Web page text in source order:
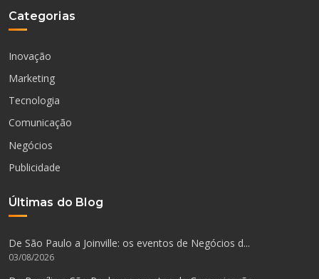
Categorias
Inovação
Marketing
Tecnologia
Comunicação
Negócios
Publicidade
Últimas do Blog
De São Paulo a Joinville: os eventos de Negócios d...
03/08/2026